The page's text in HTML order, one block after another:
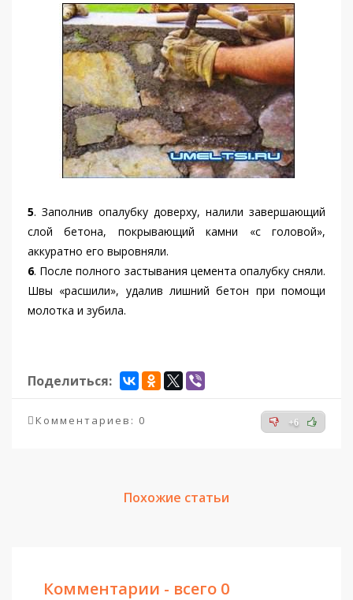
5. Заполнив опалубку доверху, налили завершающий
слой бетона, покрывающий камни «с головой»,
аккуратно его выровняли.
6. После полного застывания цемента опалубку сняли.
Швы «расшили», удалив лишний бетон при помощи
молотка и зубила.
Поделиться:
Комментариев: 0 +6
Похожие статьи
Комментарии - всего 0